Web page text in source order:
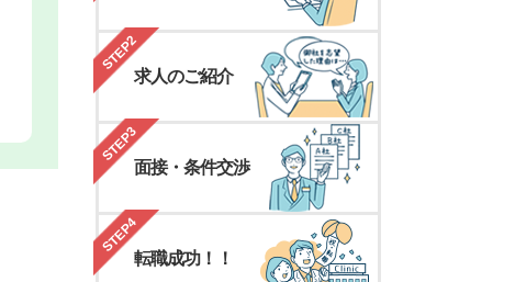
STEP2
求人のご紹介
STEP3
面接・条件交渉
STEP4
転職成功！！